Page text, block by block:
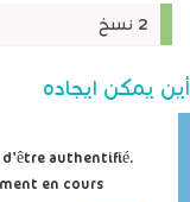
2 نسخ
أين يمكن ايجاده
d'être authentifié.
en cours.